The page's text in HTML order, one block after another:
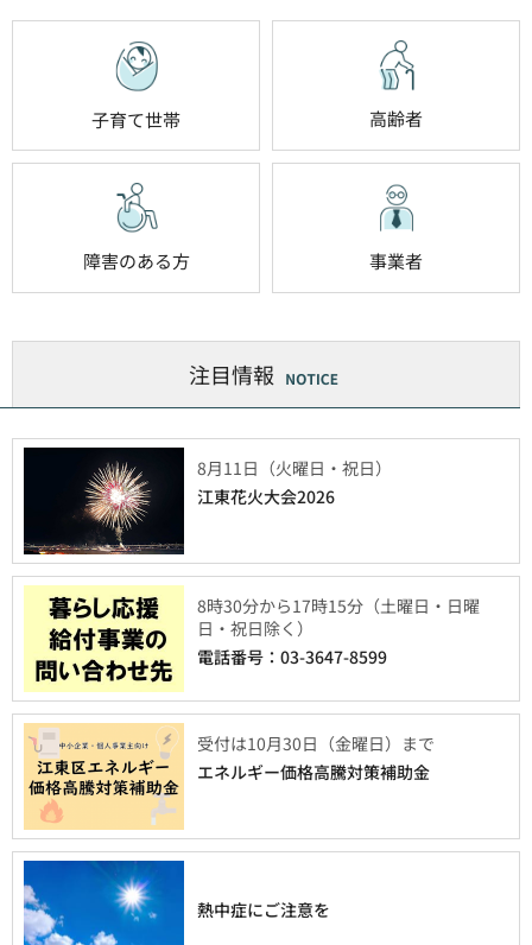
子育て世帯 高齢者
障害のある方 事業者
注目情報
8月11日（火曜日・祝日）
江東花火大会2026
8時30分から17時15分（土曜日・日曜
日・祝日除く）
電話番号：03-3647-8599
受付は10月30日（金曜日）まで
エネルギー価格高騰対策補助金
熱中症にご注意を